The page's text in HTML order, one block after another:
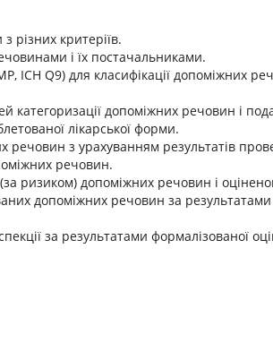
різних критеріїв.
і їх постачальниками.
ICH Q9) для класифікації допоміжних
категоризації допоміжних речовин і
лікарської форми.
з урахуванням результатів
речовин.
ризиком) допоміжних речовин і
допоміжних речовин за
за результатами формалізованої